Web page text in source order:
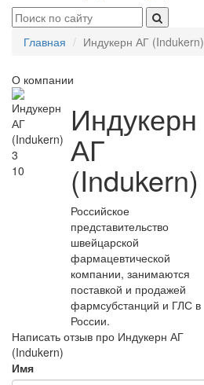
Главная Индукерн АГ (Indukern)
О компании
3
10
Индукерн
АГ
(Indukern)
Российское
представительство
швейцарской
фармацевтической
компании, занимаются
поставкой и продажей
фармсубстанций и ГЛС в
России.
Написать отзыв про Индукерн АГ
(Indukern)
Имя